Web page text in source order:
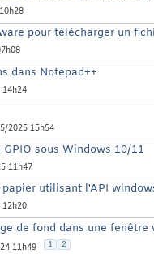
pour télécharger un
dans Notepad++
2025 15h54
sous Windows 10/11
11h47
utilisant l'API
de fond dans une fenêtre
11h49 1 2